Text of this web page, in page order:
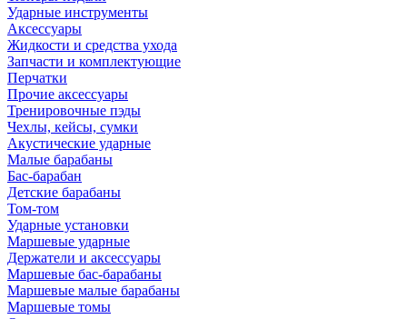
Ударные инструменты
Аксессуары
Жидкости и средства ухода
Запчасти и комплектующие
Перчатки
Прочие аксессуары
Тренировочные пэды
Чехлы, кейсы, сумки
Акустические ударные
Mалые барабаны
Бас-барабан
Детские барабаны
Том-том
Ударные установки
Маршевые ударные
Держатели и аксессуары
Маршевые бас-барабаны
Маршевые малые барабаны
Маршевые томы